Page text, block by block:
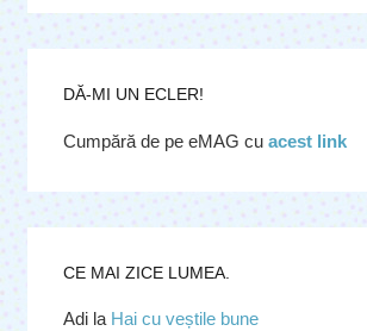
DĂ-MI UN ECLER!
Cumpără de pe eMAG cu acest link
CE MAI ZICE LUMEA.
Adila Hai cu veștile bune